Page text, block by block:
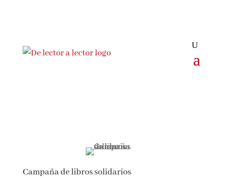
Campaña de libros solidarios